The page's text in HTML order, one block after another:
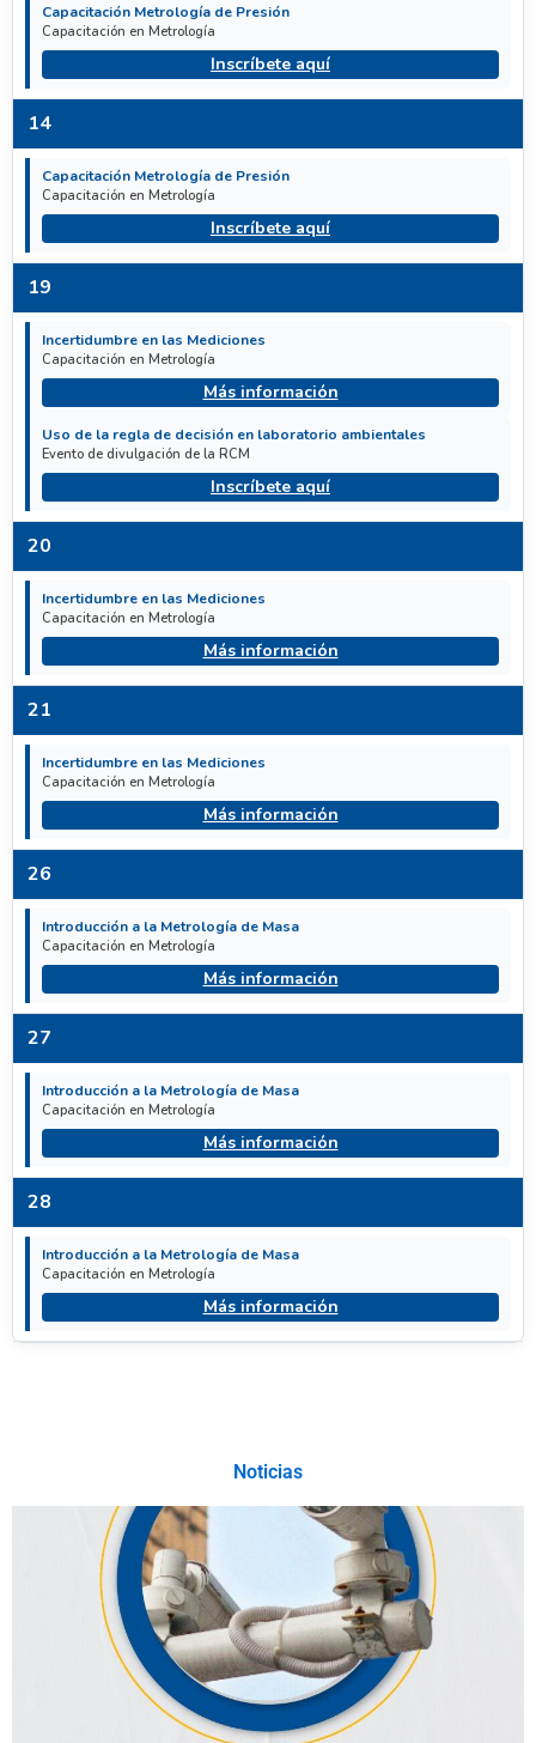
Capacitación Metrología de Presión
Capacitación en Metrología
Inscríbete aquí
14
Capacitación Metrología de Presión
Capacitación en Metrología
Inscríbete aquí
19
Incertidumbre en las Mediciones
Capacitación en Metrología
Más información
Uso de la regla de decisión en laboratorio ambientales
Evento de divulgación de la RCM
Inscríbete aquí
20
Incertidumbre en las Mediciones
Capacitación en Metrología
Más información
21
Incertidumbre en las Mediciones
Capacitación en Metrología
Más información
26
Introducción a la Metrología de Masa
Capacitación en Metrología
Más información
27
Introducción a la Metrología de Masa
Capacitación en Metrología
Más información
28
Introducción a la Metrología de Masa
Capacitación en Metrología
Más información
Noticias